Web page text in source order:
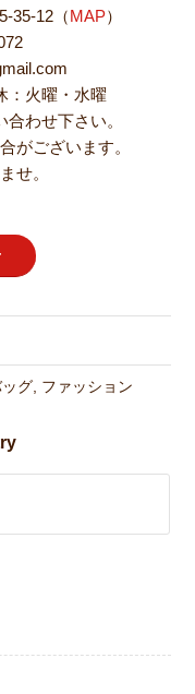
35-12（MAP）
：火曜・水曜
わせ下さい。
がございます。
せ。
グ, ファッション